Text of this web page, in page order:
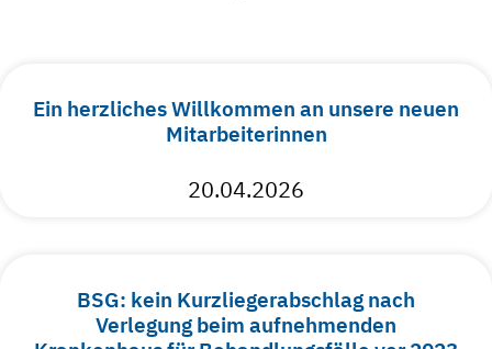
Ein herzliches Willkommen an unsere neuen
Mitarbeiterinnen
20.04.2026
BSG: kein Kurzliegerabschlag nach
Verlegung beim aufnehmenden